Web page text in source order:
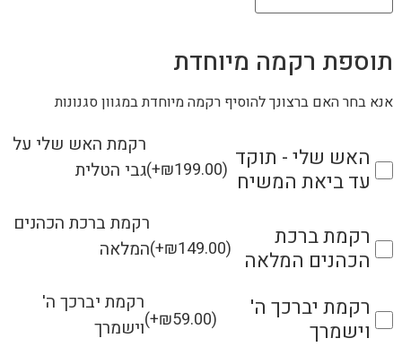
תוספת רקמה מיוחדת
אנא בחר האם ברצונך להוסיף רקמה מיוחדת במגוון סגנונות
האש שלי - תוקד
עד ביאת המשיח
(+₪199.00)
רקמת האש שלי על
גבי הטלית
רקמת ברכת
הכהנים המלאה
(+₪149.00)
רקמת ברכת הכהנים
המלאה
רקמת יברכך ה'
וישמרך
(+₪59.00)
רקמת יברכך ה'
וישמרך